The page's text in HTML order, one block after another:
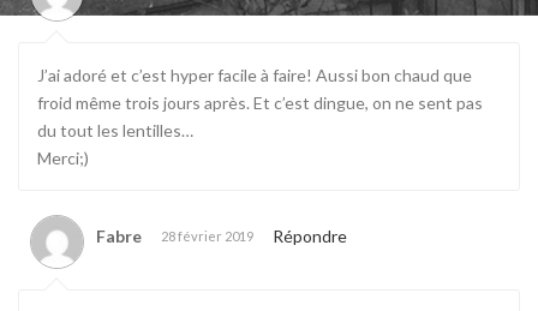
J’ai adoré et c’est hyper facile à faire! Aussi bon chaud que
froid même trois jours après. Et c’est dingue, on ne sent pas
du tout les lentilles…
Merci;)
Fabre 28 février 2019 Répondre